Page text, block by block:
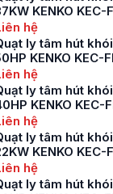
KENKO KEC-
hệ
ly tâm hút
KENKO KEC-
hệ
ly tâm hút
KENKO KEC-
hệ
ly tâm hút
KENKO KEC-
hệ
ly tâm hút